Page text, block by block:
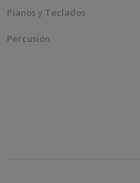
Pianos y Teclados
Percusión